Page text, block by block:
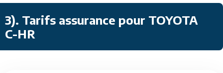
3). Tarifs assurance pour TOYOTA
C-HR